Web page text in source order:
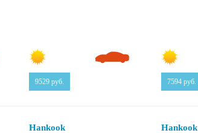
9529руб. 7594 руб.
Hankook
Hankook